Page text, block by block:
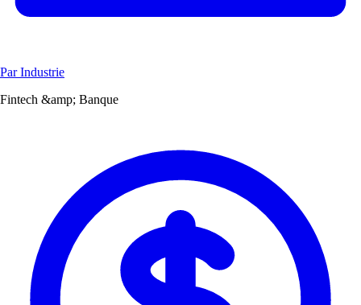
Par Industrie
Fintech &amp; Banque